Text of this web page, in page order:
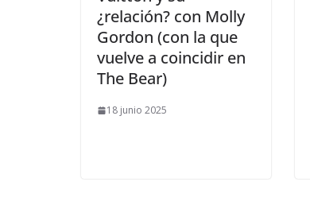
¿relación? con Molly
Gordon (con la que
vuelve a coincidir en
The Bear)
18 junio 2025